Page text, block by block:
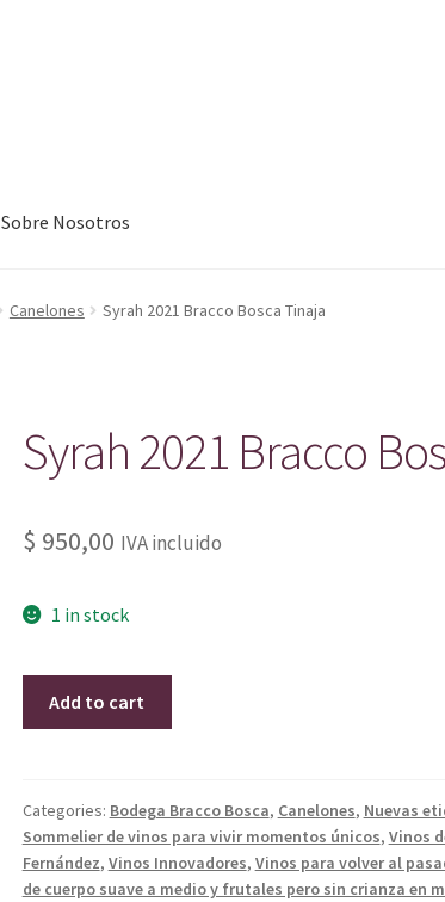
Sobre Nosotros
Canelones Syrah 2021 Bracco Bosca Tinaja
Syrah 2021 Bracco
$ 950,00 IVA incluido
1 in stock
Tinaja
quantity
Add to cart
Categories: Bodega Bracco Bosca, Canelones, Nuevas
Sommelier de vinos para vivir momentos únicos, Vinos
Fernández, Vinos Innovadores, Vinos para volver al
de cuerpo suave a medio y frutales pero sin crianza en